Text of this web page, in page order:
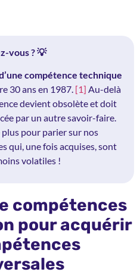
vous ? 💡
compétence technique
30 ans en 1987. [1] Au-delà
devient obsolète et doit
par un autre savoir-faire.
pour parier sur nos
qui, une fois acquises, sont
volatiles !
compétences
pour acquérir